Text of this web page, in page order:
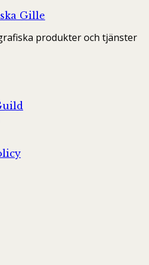
Gille
produkter och tjänster